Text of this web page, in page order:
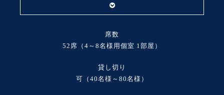
席数
52席（4～8名様用個室 1部屋）
貸し切り
可（40名様～80名様）